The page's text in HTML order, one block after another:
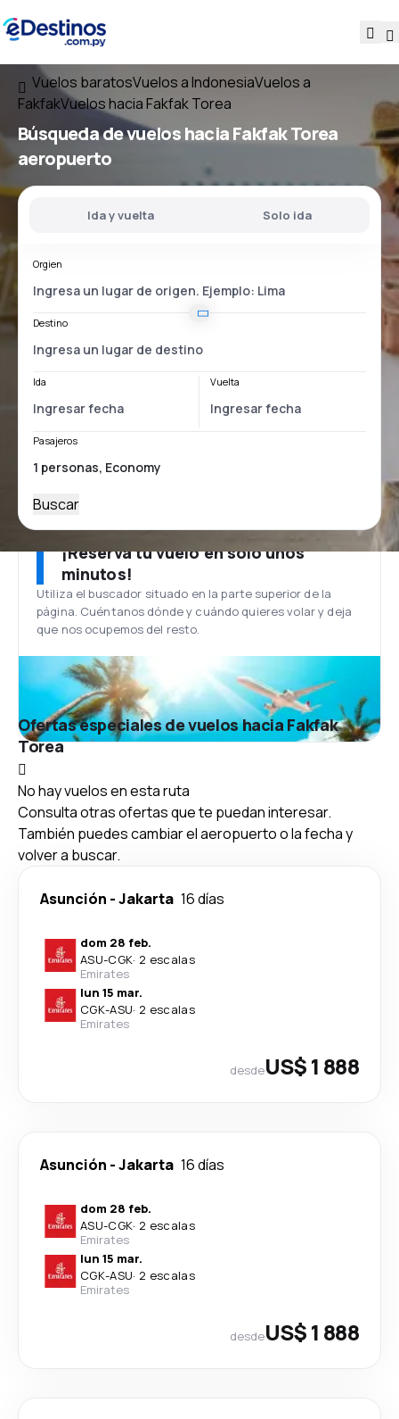
Vuelos baratosVuelos a IndonesiaVuelos a
FakfakVuelos hacia Fakfak Torea
Búsqueda de vueloshaciaFakfak Torea
aeropuerto
Ida y vuelta Solo ida
Orgien
Destino
Ida Vuelta
Pasajeros
Buscar
¡Reserva tu vuelo en solo unos
minutos!
Utiliza el buscador situado en la parte superior de la
página. Cuéntanos dónde y cuándo quieres volar y deja
que nos ocupemos del resto.
Ofertas especiales de vuelos hacia Fakfak
Torea
No hay vuelos en esta ruta
Consulta otras ofertas que te puedan interesar.
También puedes cambiar el aeropuerto o la fecha y
volver a buscar.
Asunción -Jakarta 16 días
dom 28 feb.
ASU-CGK· 2 escalas
Emirates
lun 15 mar.
CGK-ASU· 2 escalas
Emirates
desdeUS$ 1 888
Asunción -Jakarta 16 días
dom 28 feb.
ASU-CGK· 2 escalas
Emirates
lun 15 mar.
CGK-ASU· 2 escalas
Emirates
desdeUS$ 1 888